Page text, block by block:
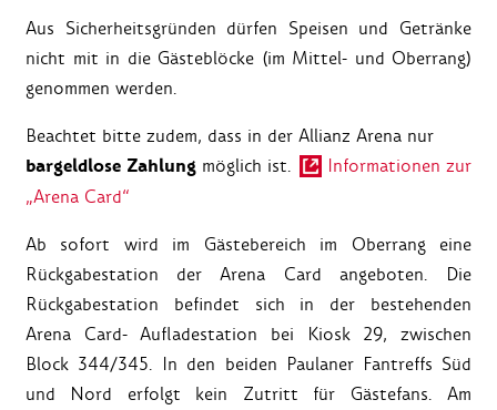
Aus Sicherheitsgründen dürfen Speisen und Getränke
nicht mit in die Gästeblöcke (im Mittel- und Oberrang)
genommen werden.
Beachtet bitte zudem, dass in der Allianz Arena nur
bargeldlose Zahlung möglich ist.
Informationen zur
„Arena Card“
Ab sofort wird im Gästebereich im Oberrang eine
Rückgabestation der Arena Card angeboten. Die
Rückgabestation befindet sich in der bestehenden
Arena Card- Aufladestation bei Kiosk 29, zwischen
Block 344/345. In den beiden Paulaner Fantreffs Süd
und Nord erfolgt kein Zutritt für Gästefans. Am